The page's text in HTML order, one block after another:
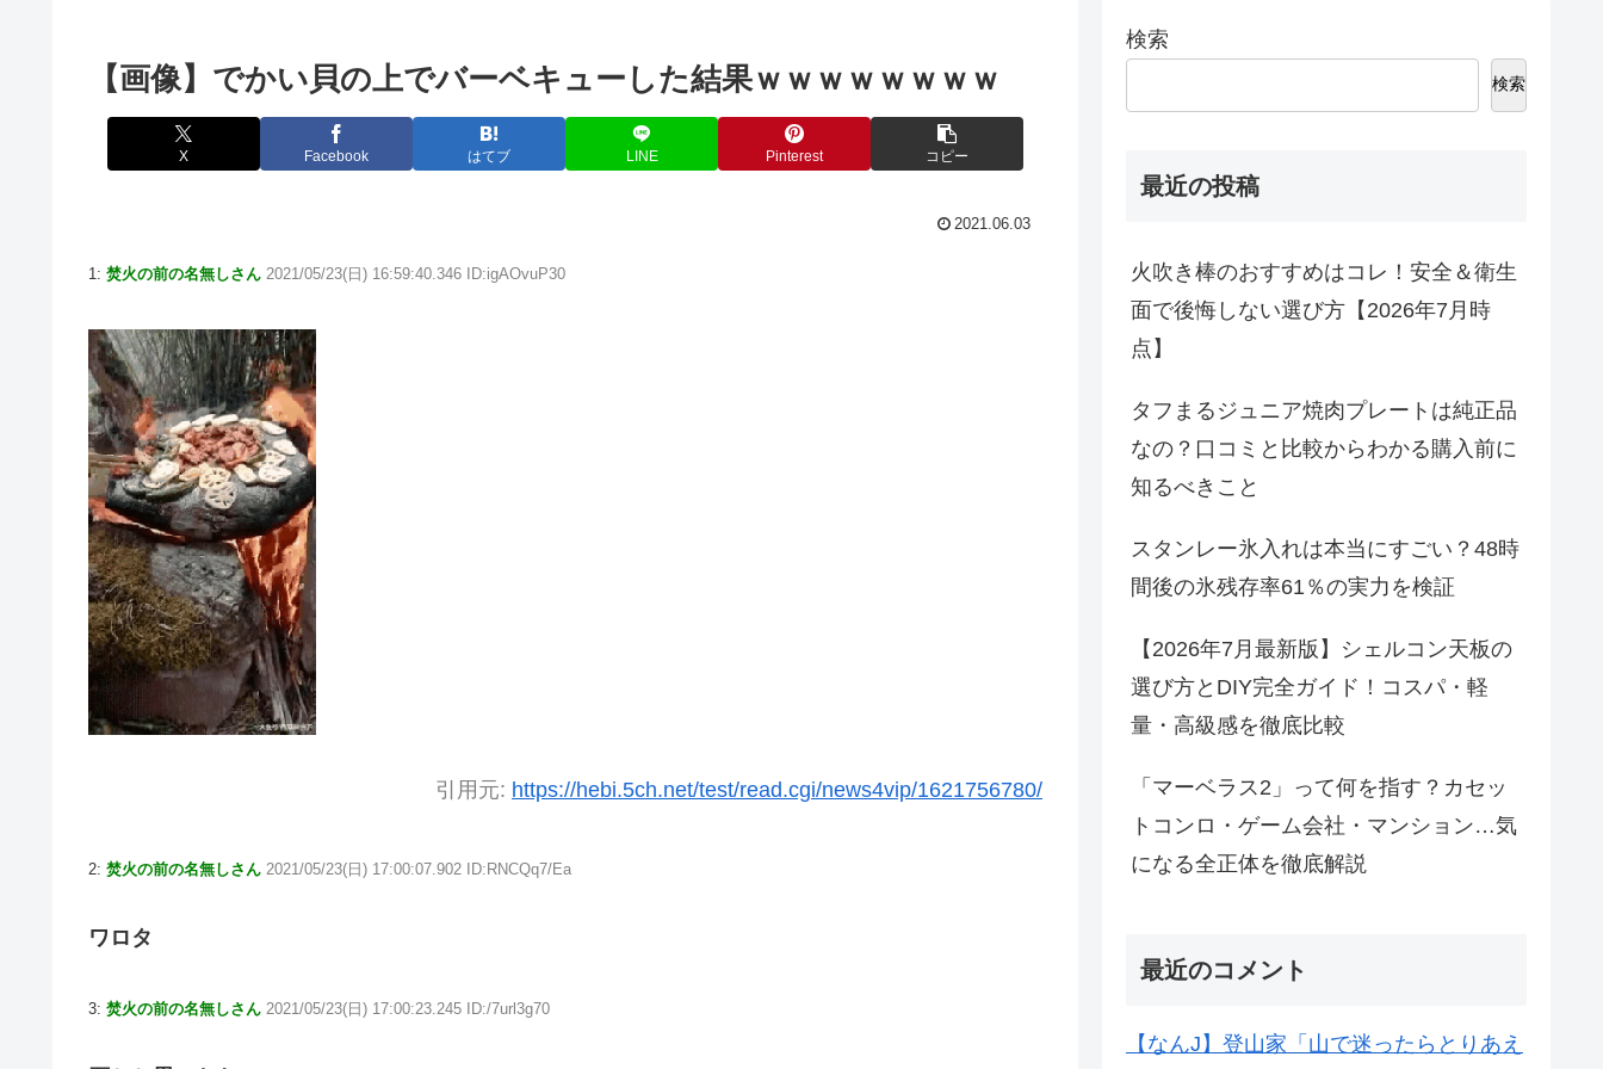
【画像】でかい貝の上でバーベキューした結果ｗｗｗｗｗｗｗｗ
X Facebook はてブ LINE Pinterest コピー
2021.06.03
1: 焚火の前の名無しさん 2021/05/23(日) 16:59:40.346 ID:igAOvuP30
引用元: https://hebi.5ch.net/test/read.cgi/news4vip/1621756780/
2: 焚火の前の名無しさん 2021/05/23(日) 17:00:07.902 ID:RNCQq7/Ea
ワロタ
3: 焚火の前の名無しさん 2021/05/23(日) 17:00:23.245 ID:/7url3g70
検索
検索
最近の投稿
火吹き棒のおすすめはコレ！安全＆衛生
面で後悔しない選び方【2026年7月時
点】
タフまるジュニア焼肉プレートは純正品
なの？口コミと比較からわかる購入前に
知るべきこと
スタンレー氷入れは本当にすごい？48時
間後の氷残存率61％の実力を検証
【2026年7月最新版】シェルコン天板の
選び方とDIY完全ガイド！コスパ・軽
量・高級感を徹底比較
「マーベラス2」って何を指す？カセッ
トコンロ・ゲーム会社・マンション…気
になる全正体を徹底解説
最近のコメント
【なんJ】登山家「山で迷ったらとりあえ